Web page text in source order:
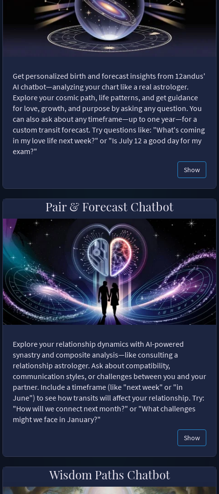
Get personalized birth and forecast insights from 12andus'
AI chatbot—analyzing your chart like a real astrologer.
Explore your cosmic path, life patterns, and get guidance
for love, growth, and purpose by asking any question. You
can also ask about any timeframe—up to one year—for a
custom transit forecast. Try questions like: "What's coming
in my love life next week?" or "Is July 12 a good day for my
exam?"
Show
Pair & Forecast Chatbot
Explore your relationship dynamics with AI-powered
synastry and composite analysis—like consulting a
relationship astrologer. Ask about compatibility,
communication styles, or challenges between you and your
partner. Include a timeframe (like "next week" or "in
June") to see how transits will affect your relationship. Try:
"How will we connect next month?" or "What challenges
might we face in January?"
Show
Wisdom Paths Chatbot